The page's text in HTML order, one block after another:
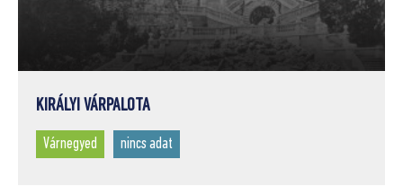
KIRÁLYI VÁRPALOTA
Várnegyed nincs adat